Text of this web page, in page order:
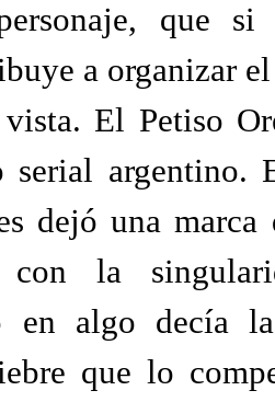
que
a organizar
El Petiso
serial argentino.
dejó una marca
con la
en algo decía
que lo